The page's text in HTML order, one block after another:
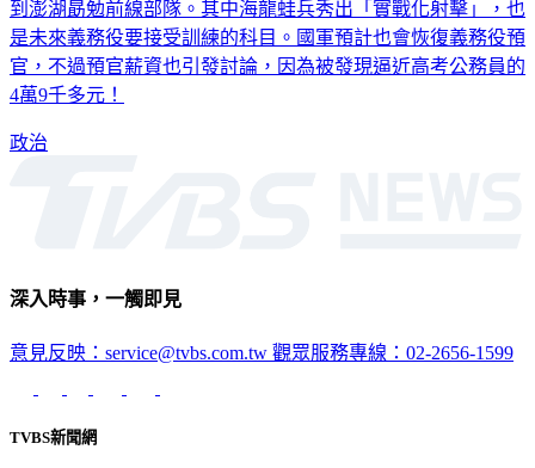
行政院昨天(29日)核定恢復一年的義務役，總統今天(30日)就
到澎湖勗勉前線部隊。其中海龍蛙兵秀出「實戰化射擊」，也
是未來義務役要接受訓練的科目。國軍預計也會恢復義務役預
官，不過預官薪資也引發討論，因為被發現逼近高考公務員的